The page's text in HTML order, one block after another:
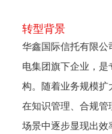
转型背景
华鑫国际信托有限公
电集团旗下企业，
构。随着业务规模
在知识管理、合规管
场景中逐步显现出效